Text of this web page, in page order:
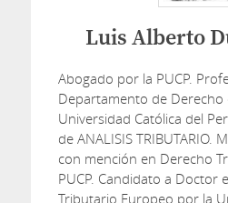
Luis Alberto
Abogado por la PUCP.
Departamento de Derecho
Universidad Católica del
de ANALISIS TRIBUTARIO.
con mención en Derecho
PUCP. Candidato a Doctor
Tributario Europeo por la